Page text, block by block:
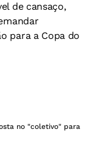
de cansaço,
para a Copa do
no "coletivo" para